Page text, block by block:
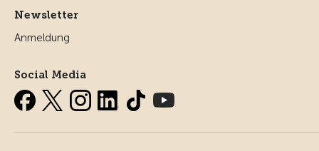
Newsletter
Anmeldung
Social Media